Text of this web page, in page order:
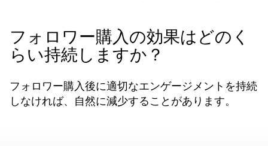
フォロワー購入の効果はどのく
らい持続しますか？
フォロワー購入後に適切なエンゲージメントを持続
しなければ、自然に減少することがあります。